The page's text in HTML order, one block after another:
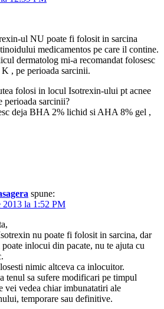
ul NU poate fi folosit in sarcina
medicamentos pe care il contine.
dermatolog mi-a recomandat folosesc
, pe perioada sarcinii.
folosi in locul Isotrexin-ului pt acnee
perioada sarcinii?
deja BHA 2% lichid si AHA 8% gel ,
spune:
2013 la 1:52 PM
nu poate fi folosit in sarcina, dar
inlocui din pacate, nu te ajuta cu
nimic altceva ca inlocuitor.
tenul sa sufere modificari pe timpul
vei vedea chiar imbunatatiri ale
temporare sau definitive.